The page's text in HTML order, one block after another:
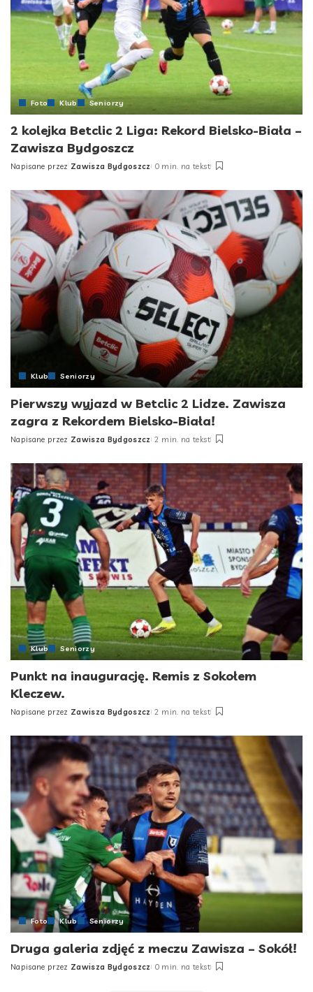
Foto Klub Seniorzy
2 kolejka Betclic 2 Liga: Rekord Bielsko-Biała –
Zawisza Bydgoszcz
Posted
Napisane przez Zawisza Bydgoszcz 0 min. na tekst
Klub Seniorzy
Pierwszy wyjazd w Betclic 2 Lidze. Zawisza
zagra z Rekordem Bielsko-Biała!
Posted
Napisane przez Zawisza Bydgoszcz 2 min. na tekst
Klub Seniorzy
Punkt na inaugurację. Remis z Sokołem
Kleczew.
Posted
Napisane przez Zawisza Bydgoszcz 2 min. na tekst
Foto Klub Seniorzy
Druga galeria zdjęć z meczu Zawisza – Sokół!
Posted
Napisane przez Zawisza Bydgoszcz 0 min. na tekst